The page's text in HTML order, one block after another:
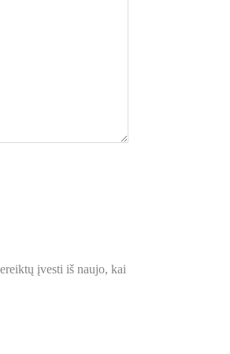
įvesti iš naujo, kai